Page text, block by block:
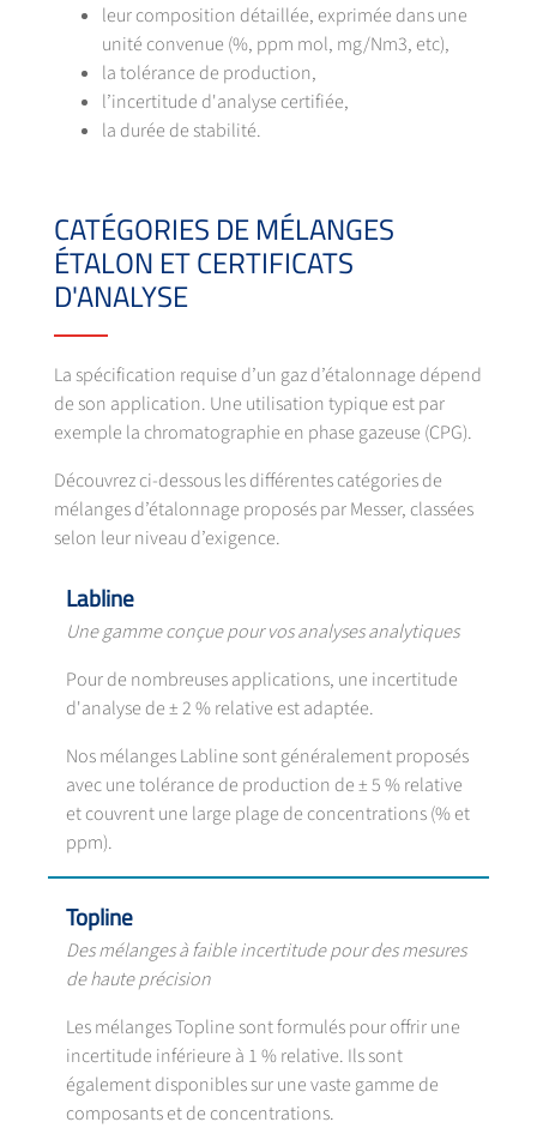
leur composition détaillée, exprimée dans une
unité convenue (%, ppm mol, mg/Nm3, etc),
la tolérance de production,
l’incertitude d'analyse certifiée,
la durée de stabilité.
CATÉGORIES DE MÉLANGES
ÉTALON ET CERTIFICATS
D'ANALYSE
La spécification requise d’un gaz d’étalonnage dépend
de son application. Une utilisation typique est par
exemple la chromatographie en phase gazeuse (CPG).
Découvrez ci-dessous les différentes catégories de
mélanges d’étalonnage proposés par Messer, classées
selon leur niveau d’exigence.
Labline
Une gamme conçue pour vos analyses analytiques
Pour de nombreuses applications, une incertitude
d'analyse de ± 2 % relative est adaptée.
Nos mélanges Labline sont généralement proposés
avec une tolérance de production de ± 5 % relative
et couvrent une large plage de concentrations (% et
ppm).
Topline
Des mélanges à faible incertitude pour des mesures
de haute précision
Les mélanges Topline sont formulés pour offrir une
incertitude inférieure à 1 % relative. Ils sont
également disponibles sur une vaste gamme de
composants et de concentrations.